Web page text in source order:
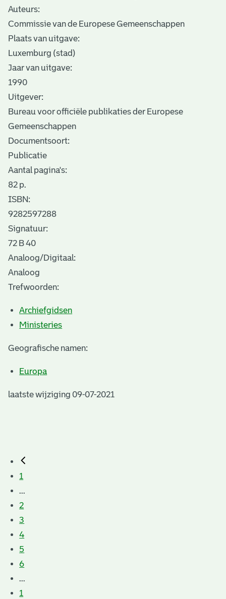
Auteurs:
Commissie van de Europese Gemeenschappen
Plaats van uitgave:
Luxemburg (stad)
Jaar van uitgave:
1990
Uitgever:
Bureau voor officiële publikaties der Europese
Gemeenschappen
Documentsoort:
Publicatie
Aantal pagina's:
82 p.
ISBN:
9282597288
Signatuur:
72 B 40
Analoog/Digitaal:
Analoog
Trefwoorden:
Archiefgidsen
Ministeries
Geografische namen:
Europa
laatste wijziging 09-07-2021
1
...
2
3
4
5
6
...
1